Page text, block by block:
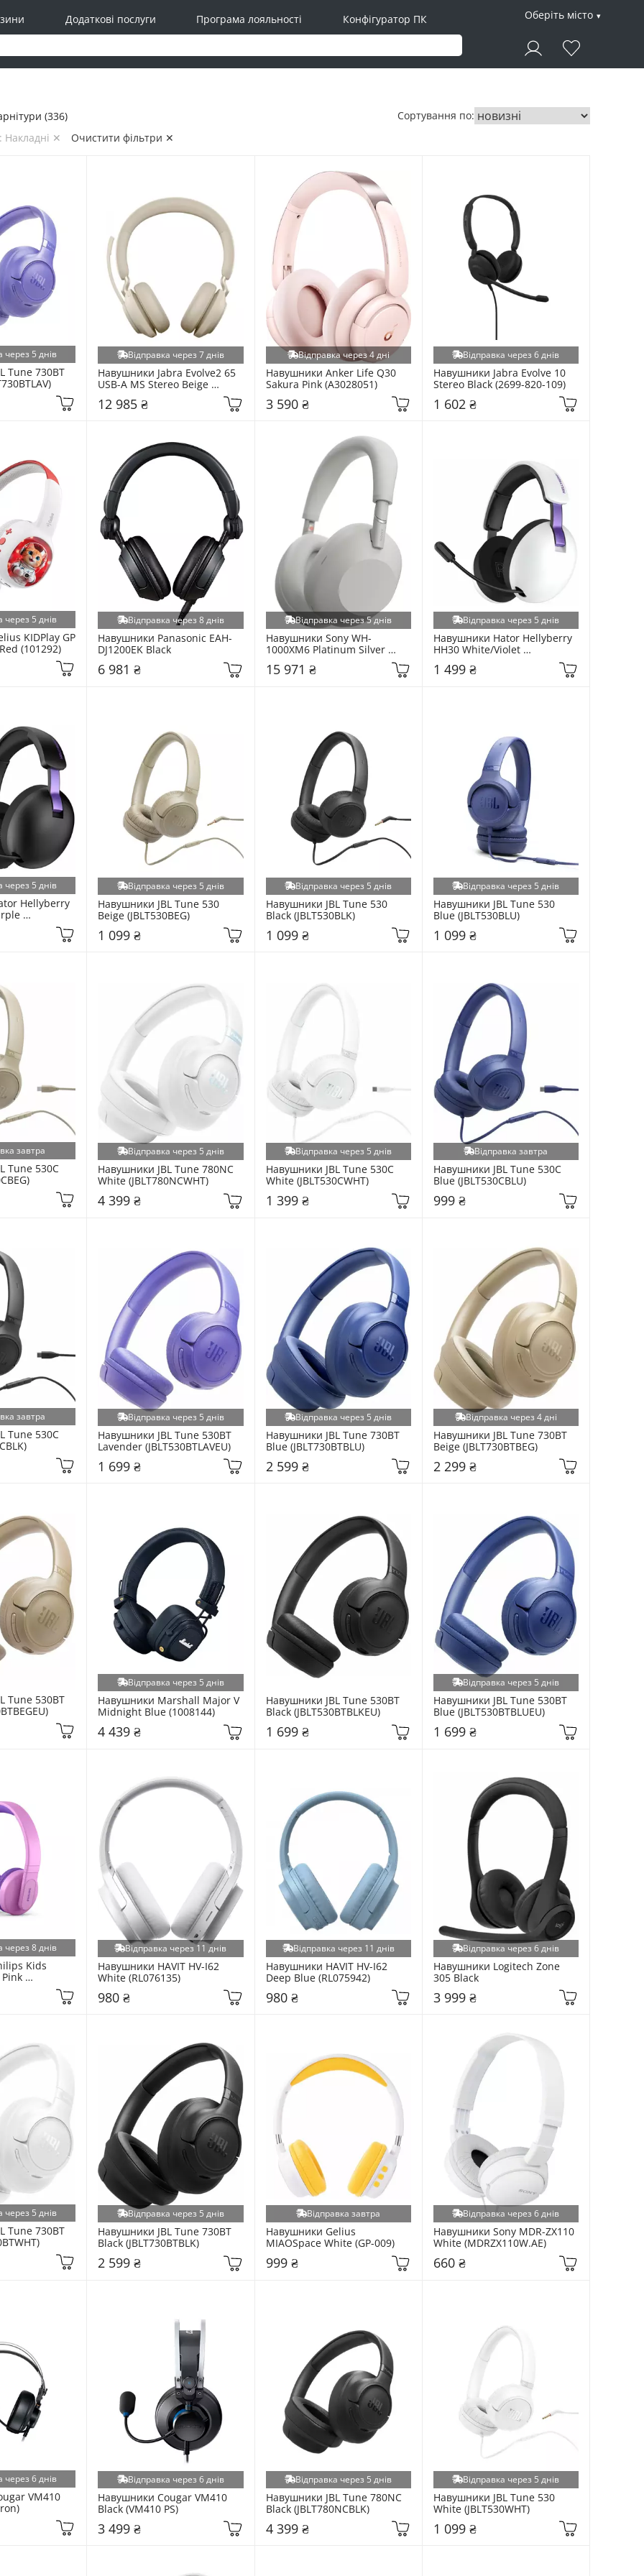
Додаткові послуги Програма лояльності Конфігуратор ПК Оберіть місто
(336)
Накладні ✕
Очистити фільтри ✕
Сортування по:
через 5 днів
Tune 730BT
Відправка через 7 днів
Навушники Jabra Evolve2 65
USB-A MS Stereo Beige
12 985 ₴
Відправка через 4 дні
Навушники Anker Life Q30
Sakura Pink (A3028051)
3 590 ₴
Відправка через 6 днів
Навушники Jabra Evolve 10
Stereo Black (2699-820-109)
1 602 ₴
через 5 днів
KIDPlay GP
(101292)
Відправка через 8 днів
Навушники Panasonic EAH-
DJ1200EK Black
6 981 ₴
Відправка через 5 днів
Навушники Sony WH-
1000XM6 Platinum Silver
15 971 ₴
Відправка через 5 днів
Навушники Hator Hellyberry
HH30 White/Violet
1 499 ₴
через 5 днів
Hellyberry
Відправка через 5 днів
Навушники JBL Tune 530
Beige (JBLT530BEG)
1 099 ₴
Відправка через 5 днів
Навушники JBL Tune 530
Black (JBLT530BLK)
1 099 ₴
Відправка через 5 днів
Навушники JBL Tune 530
Blue (JBLT530BLU)
1 099 ₴
завтра
Tune 530C
Відправка через 5 днів
Навушники JBL Tune 780NC
White (JBLT780NCWHT)
4 399 ₴
Відправка через 5 днів
Навушники JBL Tune 530C
White (JBLT530CWHT)
1 399 ₴
Відправка завтра
Навушники JBL Tune 530C
Blue (JBLT530CBLU)
999 ₴
завтра
Tune 530C
Відправка через 5 днів
Навушники JBL Tune 530BT
Lavender (JBLT530BTLAVEU)
1 699 ₴
Відправка через 5 днів
Навушники JBL Tune 730BT
Blue (JBLT730BTBLU)
2 599 ₴
Відправка через 4 дні
Навушники JBL Tune 730BT
Beige (JBLT730BTBEG)
2 299 ₴
Tune 530BT
Відправка через 5 днів
Навушники Marshall Major V
Midnight Blue (1008144)
4 439 ₴
Навушники JBL Tune 530BT
Black (JBLT530BTBLKEU)
1 699 ₴
Відправка через 5 днів
Навушники JBL Tune 530BT
Blue (JBLT530BTBLUEU)
1 699 ₴
через 8 днів
Kids
Відправка через 11 днів
Навушники HAVIT HV-I62
White (RL076135)
980 ₴
Відправка через 11 днів
Навушники HAVIT HV-I62
Deep Blue (RL075942)
980 ₴
Відправка через 6 днів
Навушники Logitech Zone
305 Black
3 999 ₴
через 5 днів
Tune 730BT
Відправка через 5 днів
Навушники JBL Tune 730BT
Black (JBLT730BTBLK)
2 599 ₴
Відправка завтра
Навушники Gelius
MIAOSpace White (GP-009)
999 ₴
Відправка через 6 днів
Навушники Sony MDR-ZX110
White (MDRZX110W.AE)
660 ₴
через 6 днів
VM410
Відправка через 6 днів
Навушники Cougar VM410
Black (VM410 PS)
3 499 ₴
Відправка через 5 днів
Навушники JBL Tune 780NC
Black (JBLT780NCBLK)
4 399 ₴
Відправка через 5 днів
Навушники JBL Tune 530
White (JBLT530WHT)
1 099 ₴